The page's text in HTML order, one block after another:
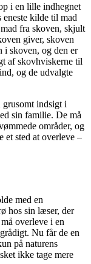
i en lille indhegnet
eneste kilde til mad
fra skoven, skjult
giver, skoven
i skoven, og den er
af skovhviskerne til
og de udvalgte
grusomt indsigt i
sin familie. De må
områder, og
et sted at overleve –
med en
hos sin læser, der
overleve i en
Nu får de en
på naturens
ikke tage mere